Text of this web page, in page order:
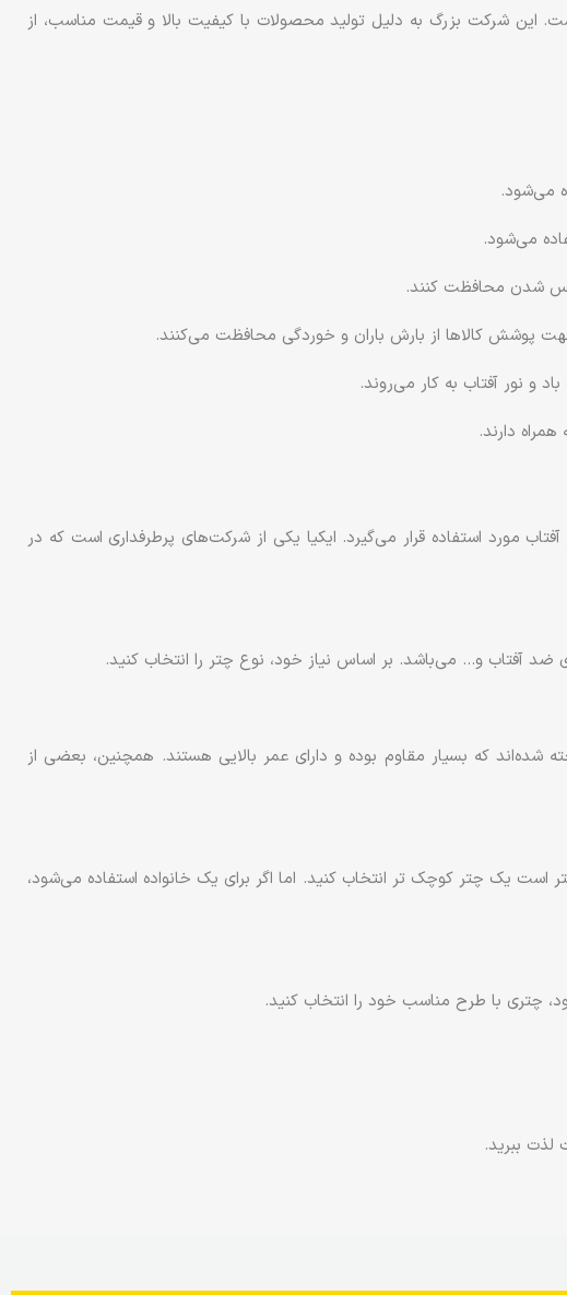
این شرکت بزرگ به دلیل تولید محصولات با کیفیت بالا و قیمت مناسب، از
می‌شود.
می‌شود.
خیس شدن محافظت کنند.
پوشش کالاها از بارش باران و خوردگی محافظت می‌کنند.
و نور آفتاب به کار می‌روند.
دارند.
مورد استفاده قرار می‌گیرد. ایکیا یکی از شرکت‌های پرطرفداری است که در
ضد آفتاب و… می‌باشد. بر اساس نیاز خود، نوع چتر را انتخاب کنید.
شده‌اند که بسیار مقاوم بوده و دارای عمر بالایی هستند. همچنین، بعضی از
است یک چتر کوچک تر انتخاب کنید. اما اگر برای یک خانواده استفاده می‌شود،
چتری با طرح مناسب خود را انتخاب کنید.
لذت ببرید.